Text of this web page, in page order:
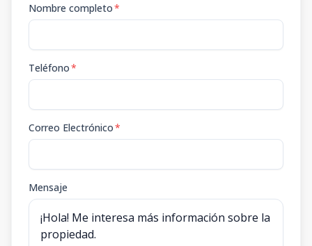
Nombre completo*
Teléfono*
Correo Electrónico*
Mensaje